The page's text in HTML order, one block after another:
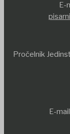
E-
Pročelnik
E-